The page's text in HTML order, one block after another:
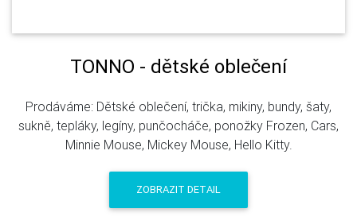
TONNO - dětské oblečení
Prodáváme: Dětské oblečení, trička, mikiny, bundy, šaty,
sukně, tepláky, legíny, punčocháče, ponožky Frozen, Cars,
Minnie Mouse, Mickey Mouse, Hello Kitty.
ZOBRAZIT DETAIL